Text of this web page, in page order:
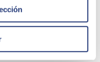
bricolaje y ferretería
mayor como al por